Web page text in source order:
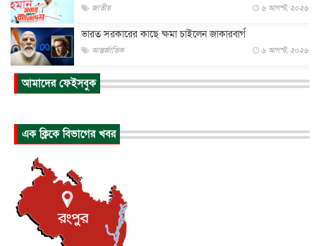
জাতীয় ৬ আগস্ট, ২০২৬
ভারত সরকারের কাছে ক্ষমা চাইলেন জাকারবার্গ
আন্তর্জাতিক ৬ আগস্ট, ২০২৬
আকাশে ট্রাম্পের হেলিকপ্টার ও যাত্রীবাহী বিমান মুখোমুখি, তদন্...
আন্তর্জাতিক
আন্তর্জাতিক ৬ আগস্ট, ২০২৬
টি-টোয়েন্টি ইতিহাসের সর্বোচ্চ রানের মালিক এখন জস বাটলার
আমাদের ফেইসবুক
এক ক্লিকে বিভাগের খবর